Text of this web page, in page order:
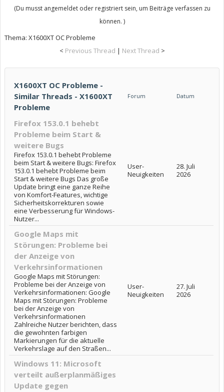
(Du musst angemeldet oder registriert sein, um Beiträge verfassen zu
können. )
Thema: X1600XT OC Probleme
< Previous Thread | Next Thread >
X1600XT OC Probleme -
Similar Threads - X1600XT
Probleme
Forum Datum
Firefox 153.0.1 behebt
Probleme beim Start &
weitere Bugs
Firefox 153.0.1 behebt Probleme
beim Start & weitere Bugs: Firefox
153.0.1 behebt Probleme beim
Start & weitere Bugs Das große
Update bringt eine ganze Reihe
von Komfort-Features, wichtige
Sicherheitskorrekturen sowie
eine Verbesserung für Windows-
Nutzer...
User-
Neuigkeiten
28. Juli
2026
Google Maps mit
Störungen: Probleme bei
der Anzeige von
Verkehrsinformationen
Google Maps mit Störungen:
Probleme bei der Anzeige von
Verkehrsinformationen: Google
Maps mit Störungen: Probleme
bei der Anzeige von
Verkehrsinformationen
Zahlreiche Nutzer berichten, dass
die gewohnten farbigen
Markierungen für die aktuelle
Verkehrslage auf den Straßen...
User-
Neuigkeiten
27. Juli
2026
Windows 11: Microsoft
verteilt außerplanmäßiges
Update gegen